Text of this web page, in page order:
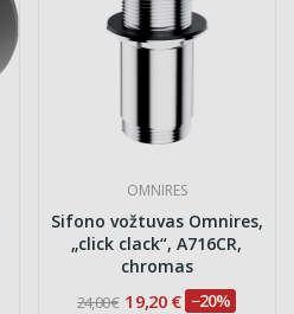
OMNIRES
Sifono vožtuvas Omnires,
„click clack“, A716CR,
chromas
24,00 € 19,20 € −20%